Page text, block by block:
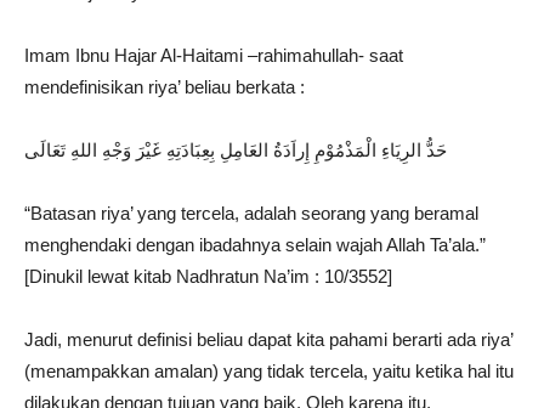
Imam Ibnu Hajar Al-Haitami –rahimahullah- saat
mendefinisikan riya’ beliau berkata :
حَدُّ الرِيَاءِ الْمَذْمُوْمِ إِراَدَةُ العَامِلِ بِعِبَادَتِهِ غَيْرَ وَجْهِ اللهِ تَعَالَى
“Batasan riya’ yang tercela, adalah seorang yang beramal
menghendaki dengan ibadahnya selain wajah Allah Ta’ala.”
[Dinukil lewat kitab Nadhratun Na’im : 10/3552]
Jadi, menurut definisi beliau dapat kita pahami berarti ada riya’
(menampakkan amalan) yang tidak tercela, yaitu ketika hal itu
dilakukan dengan tujuan yang baik. Oleh karena itu,